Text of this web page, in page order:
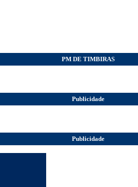
PM DE TIMBIRAS
Publicidade
Publicidade